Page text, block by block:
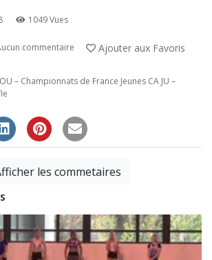
1049 Vues
commentaire Ajouter aux Favoris
– Championnats de France Jeunes CA JU –
les commetaires